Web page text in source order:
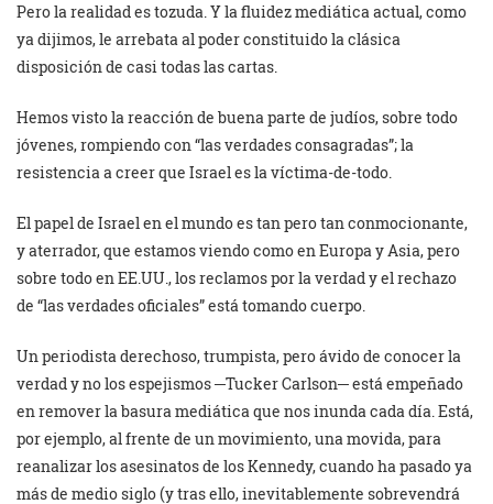
Pero la realidad es tozuda. Y la fluidez mediática actual, como
ya dijimos, le arrebata al poder constituido la clásica
disposición de casi todas las cartas.
Hemos visto la reacción de buena parte de judíos, sobre todo
jóvenes, rompiendo con “las verdades consagradas”; la
resistencia a creer que Israel es la víctima-de-todo.
El papel de Israel en el mundo es tan pero tan conmocionante,
y aterrador, que estamos viendo como en Europa y Asia, pero
sobre todo en EE.UU., los reclamos por la verdad y el rechazo
de “las verdades oficiales” está tomando cuerpo.
Un periodista derechoso, trumpista, pero ávido de conocer la
verdad y no los espejismos ─Tucker Carlson─ está empeñado
en remover la basura mediática que nos inunda cada día. Está,
por ejemplo, al frente de un movimiento, una movida, para
reanalizar los asesinatos de los Kennedy, cuando ha pasado ya
más de medio siglo (y tras ello, inevitablemente sobrevendrá